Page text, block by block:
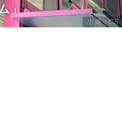
出典：CS
」